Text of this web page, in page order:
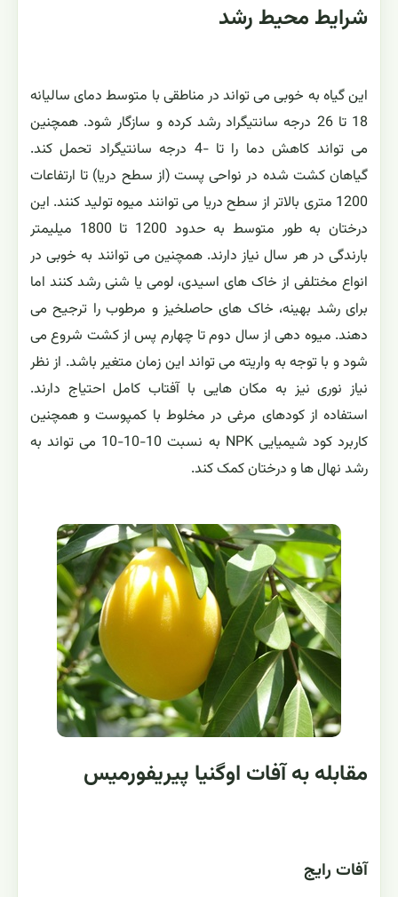
شرایط محیط رشد
این گیاه به خوبی می تواند در مناطقی با متوسط دمای سالیانه
18 تا 26 درجه سانتیگراد رشد کرده و سازگار شود. همچنین
می تواند کاهش دما را تا -4 درجه سانتیگراد تحمل کند.
گیاهان کشت شده در نواحی پست (از سطح دریا) تا ارتفاعات
1200 متری بالاتر از سطح دریا می توانند میوه تولید کنند. این
درختان به طور متوسط به حدود 1200 تا 1800 میلیمتر
بارندگی در هر سال نیاز دارند. همچنین می توانند به خوبی در
انواع مختلفی از خاک های اسیدی، لومی یا شنی رشد کنند اما
برای رشد بهینه، خاک های حاصلخیز و مرطوب را ترجیح می
دهند. میوه دهی از سال دوم تا چهارم پس از کشت شروع می
شود و با توجه به واریته می تواند این زمان متغیر باشد. از نظر
نیاز نوری نیز به مکان هایی با آفتاب کامل احتیاج دارند.
استفاده از کودهای مرغی در مخلوط با کمپوست و همچنین
کاربرد کود شیمیایی NPK به نسبت 10-10-10 می تواند به
رشد نهال ها و درختان کمک کند.
مقابله به آفات اوگنیا پیریفورمیس
آفات رایج